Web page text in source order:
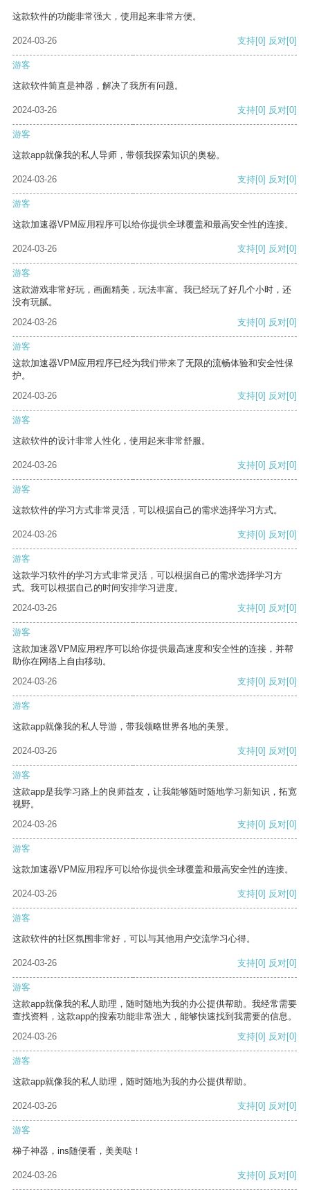
这款软件的功能非常强大，使用起来非常方便。
2024-03-26 支持[0] 反对[0]
游客
这款软件简直是神器，解决了我所有问题。
2024-03-26 支持[0] 反对[0]
游客
这款app就像我的私人导师，带领我探索知识的奥秘。
2024-03-26 支持[0] 反对[0]
游客
这款加速器VPM应用程序可以给你提供全球覆盖和最高安全性的连接。
2024-03-26 支持[0] 反对[0]
游客
这款游戏非常好玩，画面精美，玩法丰富。我已经玩了好几个小时，还
没有玩腻。
2024-03-26
支持[0] 反对[0]
游客
这款加速器VPM应用程序已经为我们带来了无限的流畅体验和安全性保
护。
2024-03-26
支持[0] 反对[0]
游客
这款软件的设计非常人性化，使用起来非常舒服。
2024-03-26 支持[0] 反对[0]
游客
这款软件的学习方式非常灵活，可以根据自己的需求选择学习方式。
2024-03-26 支持[0] 反对[0]
游客
这款学习软件的学习方式非常灵活，可以根据自己的需求选择学习方
式。我可以根据自己的时间安排学习进度。
2024-03-26
支持[0] 反对[0]
游客
这款加速器VPM应用程序可以给你提供最高速度和安全性的连接，并帮
助你在网络上自由移动。
2024-03-26
支持[0] 反对[0]
游客
这款app就像我的私人导游，带我领略世界各地的美景。
2024-03-26 支持[0] 反对[0]
游客
这款app是我学习路上的良师益友，让我能够随时随地学习新知识，拓宽
视野。
2024-03-26
支持[0] 反对[0]
游客
这款加速器VPM应用程序可以给你提供全球覆盖和最高安全性的连接。
2024-03-26 支持[0] 反对[0]
游客
这款软件的社区氛围非常好，可以与其他用户交流学习心得。
2024-03-26 支持[0] 反对[0]
游客
这款app就像我的私人助理，随时随地为我的办公提供帮助。我经常需要
查找资料，这款app的搜索功能非常强大，能够快速找到我需要的信息。
2024-03-26
支持[0] 反对[0]
游客
这款app就像我的私人助理，随时随地为我的办公提供帮助。
2024-03-26 支持[0] 反对[0]
游客
梯子神器，ins随便看，美美哒！
2024-03-26 支持[0] 反对[0]